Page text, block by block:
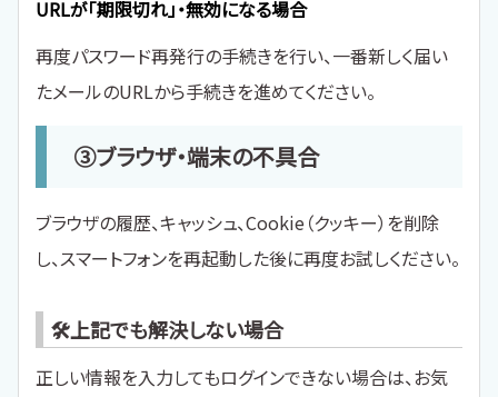
URLが「期限切れ」・無効になる場合
再度パスワード再発行の手続きを行い、一番新しく届い
たメールのURLから手続きを進めてください。
③ブラウザ・端末の不具合
ブラウザの履歴、キャッシュ、Cookie（クッキー）を削除
し、スマートフォンを再起動した後に再度お試しください。
🛠上記でも解決しない場合
正しい情報を入力してもログインできない場合は、お気